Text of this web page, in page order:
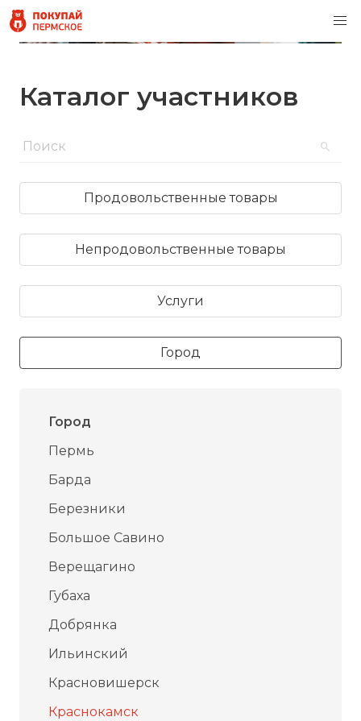
Каталог участников
Продовольственные товары
Непродовольственные товары
Услуги
Город
Город
Пермь
Барда
Березники
Большое Савино
Верещагино
Губаха
Добрянка
Ильинский
Красновишерск
Краснокамск